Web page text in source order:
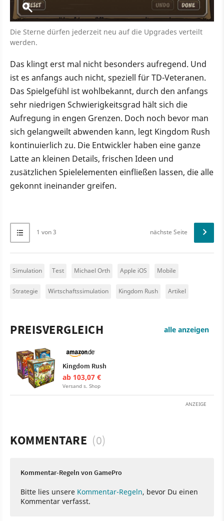
Die Sterne dürfen jederzeit neu auf die Upgrades verteilt
werden.
Das klingt erst mal nicht besonders aufregend. Und
ist es anfangs auch nicht, speziell für TD-Veteranen.
Das Spielgefühl ist wohlbekannt, durch den anfangs
sehr niedrigen Schwierigkeitsgrad hält sich die
Aufregung in engen Grenzen. Doch noch bevor man
sich gelangweilt abwenden kann, legt Kingdom Rush
kontinuierlich zu. Die Entwickler haben eine ganze
Latte an kleinen Details, frischen Ideen und
zusätzlichen Spielelementen einfließen lassen, die alle
gekonnt ineinander greifen.
1 von 3 nächste Seite
Simulation Test Michael Orth Apple iOS Mobile
Strategie Wirtschaftssimulation Kingdom Rush Artikel
PREISVERGLEICH alle anzeigen
Kingdom Rush
ab 103,07 €
Versand s. Shop
ANZEIGE
KOMMENTARE (0)
Kommentar-Regeln von GamePro
Bitte lies unsere Kommentar-Regeln, bevor Du einen
Kommentar verfasst.